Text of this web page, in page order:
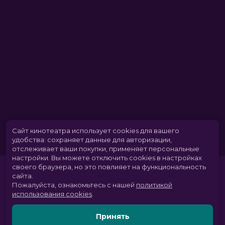
Сайт кинотеатра использует cookies для вашего
удобства: сохраняет данные для авторизации,
отслеживает ваши покупки, применяет персональные
настройки. Вы можете отключить cookies в настройках
своего браузера, но это повлияет на функциональность
сайта.
Пожалуйста, ознакомьтесь с нашей политикой
использования cookies
Принять